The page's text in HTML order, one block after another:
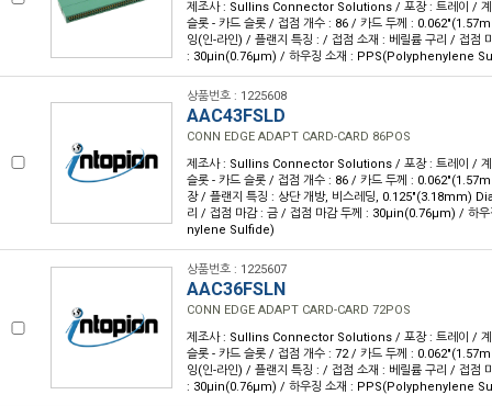
제조사 : Sullins Connector Solutions / 포장 : 트레이 / 계
슬롯 - 카드 슬롯 / 접점 개수 : 86 / 카드 두께 :
잉(인-라인) / 플랜지 특징 : / 접점 소재 : 베릴륨 구리 / 접점
: 30µin(0.76µm) / 하우징 소재 : PPS(Polyphenylene
상품번호 : 1225608
AAC43FSLD
CONN EDGE ADAPT CARD-CARD 86POS
제조사 : Sullins Connector Solutions / 포장 : 트레이 / 계
슬롯 - 카드 슬롯 / 접점 개수 : 86 / 카드 두께 :
장 / 플랜지 특징 : 상단 개방, 비스레딩, 0.125"(3.18mm)
리 / 접점 마감 : 금 / 접점 마감 두께 : 30µin(0.76µm) / 하
nylene Sulfide)
상품번호 : 1225607
AAC36FSLN
CONN EDGE ADAPT CARD-CARD 72POS
제조사 : Sullins Connector Solutions / 포장 : 트레이 / 계
슬롯 - 카드 슬롯 / 접점 개수 : 72 / 카드 두께 :
잉(인-라인) / 플랜지 특징 : / 접점 소재 : 베릴륨 구리 / 접점
: 30µin(0.76µm) / 하우징 소재 : PPS(Polyphenylene